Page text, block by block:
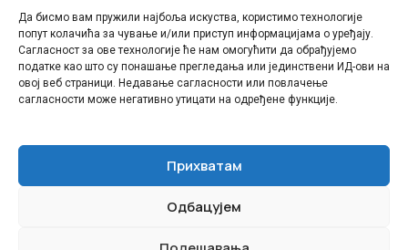
Да бисмо вам пружили најбоља искуства, користимо технологије
попут колачића за чување и/или приступ информацијама о уређају.
Сагласност за ове технологије ће нам омогућити да обрађујемо
податке као што су понашање прегледања или јединствени ИД-ови на
овој веб страници. Недавање сагласности или повлачење
сагласности може негативно утицати на одређене функције.
Прихватам
Одбацујем
Пројекти
Архива
Контакт
© Републички педагошки завод Републике Српске.